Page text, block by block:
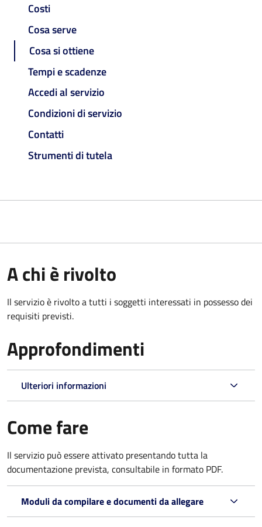
Costi
Cosa serve
Cosa si ottiene
Tempi e scadenze
Accedi al servizio
Condizioni di servizio
Contatti
Strumenti di tutela
A chi è rivolto
Il servizio è rivolto a tutti i soggetti interessati in possesso dei
requisiti previsti.
Approfondimenti
Ulteriori informazioni
Come fare
Il servizio può essere attivato presentando tutta la
documentazione prevista, consultabile in formato PDF.
Moduli da compilare e documenti da allegare